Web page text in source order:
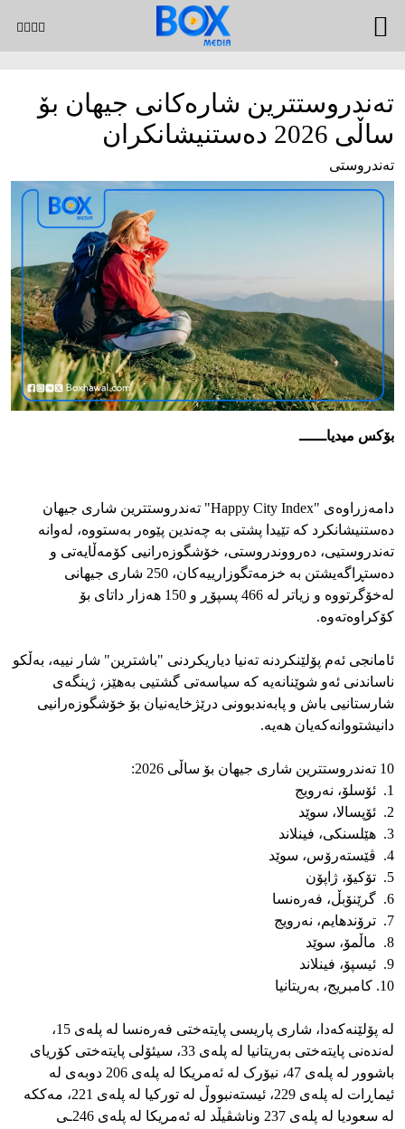
تەندروستترین شارەکانی جیهان بۆ
ساڵی 2026 دەستنیشانکران
تەندروستی
بۆکس میدیاــــــ
دامەزراوەی "Happy City Index" تەندروستترین شاری جیهان
دەستنیشانکرد کە تێیدا پشتی بە چەندین پێوەر بەستووە، لەوانە
تەندروستیی، دەرووندروستی، خۆشگوزەرانیی کۆمەڵایەتی و
دەستڕاگەیشتن بە خزمەتگوزارییەکان، 250 شاری جیهانی
لەخۆگرتووە و زیاتر لە 466 پسپۆڕ و 150 هەزار داتای بۆ
کۆکراوەتەوە.
ئامانجی ئەم پۆلێنکردنە تەنیا دیاریکردنی "باشترین" شار نییە، بەڵکو
ناساندنی ئەو شوێنانەیە کە سیاسەتی گشتیی بەهێز، ژینگەی
شارستانیی باش و پابەندبوونی درێژخایەنیان بۆ خۆشگوزەرانیی
دانیشتووانەکەیان هەیە.
10 تەندروستترین شاری جیهان بۆ ساڵی 2026:
1. ئۆسلۆ، نەرویج
2. ئۆپسالا، سوێد
3. هێلسنکی، فینلاند
4. ڤێستەرۆس، سوێد
5. تۆکیۆ، ژاپۆن
6. گرێنۆبڵ، فەرەنسا
7. ترۆندهایم، نەرویج
8. ماڵمۆ، سوێد
9. ئیسپۆ، فینلاند
10. کامبریج، بەریتانیا
لە پۆلێنەکەدا، شاری پاریسی پایتەختی فەرەنسا لە پلەی 15،
لەندەنی پایتەختی بەریتانیا لە پلەی 33، سیئۆلی پایتەختی کۆریای
باشوور لە پلەی 47، نیۆرک لە ئەمریکا لە پلەی 206 دوبەی لە
ئیماڕات لە پلەی 229، ئیستەنبووڵ لە تورکیا لە پلەی 221، مەککە
لە سعودیا لە پلەی 237 وناشڤیڵد لە ئەمریکا لە پلەی 246ـی